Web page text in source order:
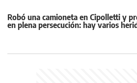
Robó una camioneta en Cipolletti y
en plena persecución: hay varios